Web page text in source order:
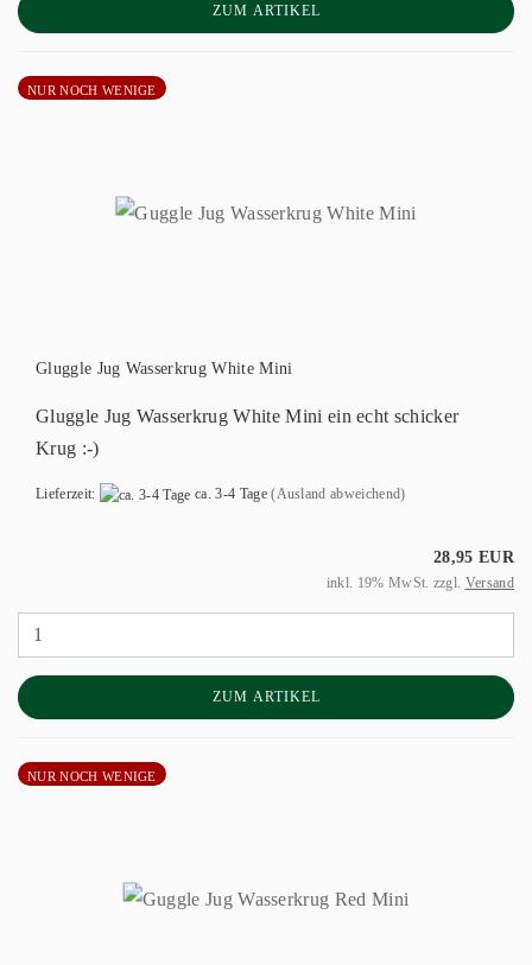
ZUM ARTIKEL
NUR NOCH WENIGE
Gluggle Jug Wasserkrug White Mini
Gluggle Jug Wasserkrug White Mini ein echt schicker
Krug :-)
Lieferzeit: ca. 3-4 Tage (Ausland abweichend)
28,95 EUR
inkl. 19% MwSt. zzgl. Versand
ZUM ARTIKEL
NUR NOCH WENIGE